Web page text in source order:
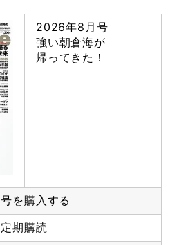
2026年8月号
強い朝倉海が
帰ってきた！
を購入する
定期購読